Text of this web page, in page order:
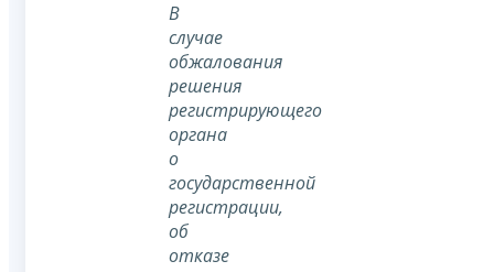
В
случае
обжалования
решения
регистрирующего
органа
о
государственной
регистрации,
об
отказе